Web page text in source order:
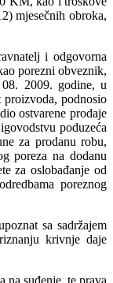
mjesečnih obroka,
i odgovorna
porezni obveznik,
2009. godine, u
proizvoda, podnosio
ostvarene prodaje
poduzeća
za prodanu robu,
poreza na dodanu
za oslobađanje od
poreznog
sa sadržajem
krivnje daje
na suđenje, te prava